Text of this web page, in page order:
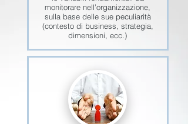
monitorare nell’organizzazione,
sulla base delle sue peculiarità
(contesto di business, strategia,
dimensioni, ecc.)